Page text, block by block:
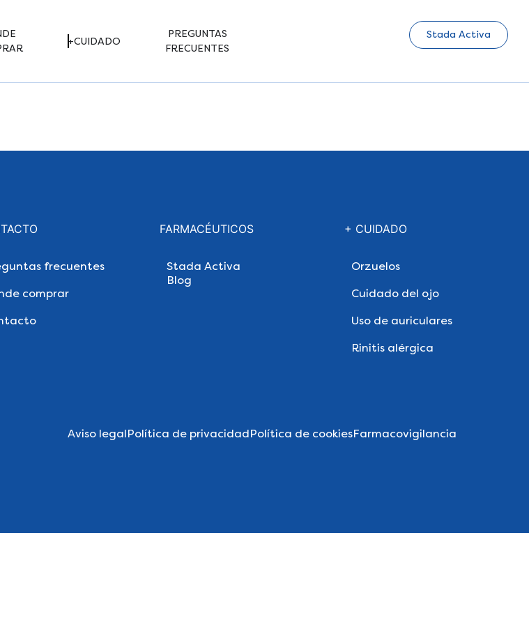
+CUIDADO
PREGUNTAS
FRECUENTES
Stada Activa
frecuentes
comprar
FARMACÉUTICOS
Stada Activa
Blog
+ CUIDADO
Orzuelos
Cuidado del ojo
Uso de auriculares
Rinitis alérgica
Aviso legalPolítica de privacidadPolítica de cookiesFarmacovigilancia